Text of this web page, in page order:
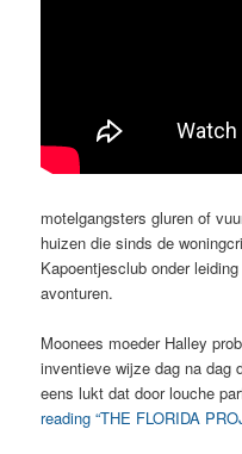
motelgangsters gluren of
huizen die sinds de
Kapoentjesclub onder
avonturen.
Moonees moeder Halley
inventieve wijze dag na dag
eens lukt dat door louche
reading “THE FLORIDA